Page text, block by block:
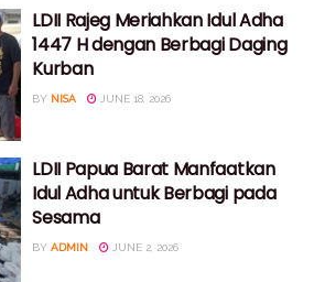
LDII Rajeg Meriahkan Idul Adha
1447 H dengan Berbagi Daging
Kurban
BY NISA JUNE 18, 2026
LDII Papua Barat Manfaatkan
Idul Adha untuk Berbagi pada
Sesama
BY ADMIN JUNE 2, 2026